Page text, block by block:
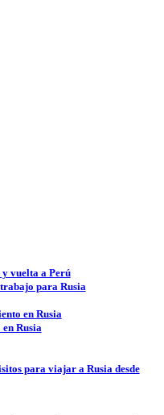
vuelta a Perú
para Rusia
en Rusia
Rusia
para viajar a Rusia desde